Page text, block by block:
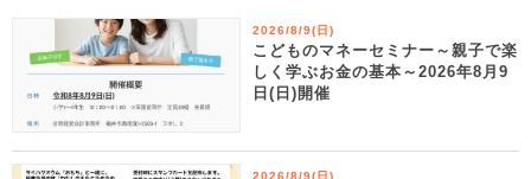
2026/8/9(日)
こどものマネーセミナー～親子で楽
しく学ぶお金の基本～2026年8月9
日(日)開催
2026/8/9(日)